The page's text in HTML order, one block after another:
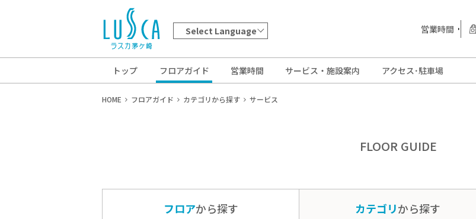
営業時間
トップ フロアガイド 営業時間 サービス・施設案内 アクセス･駐車場
Select Language
HOME フロアガイド カテゴリから探す サービス
FLOOR GUIDE
フロアから探す カテゴリから探す